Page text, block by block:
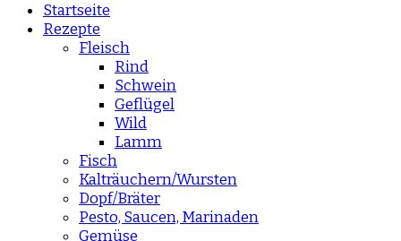
Startseite
Rezepte
Fleisch
Rind
Schwein
Geflügel
Wild
Lamm
Fisch
Kalträuchern/Wursten
Dopf/Bräter
Pesto, Saucen, Marinaden
Gemüse